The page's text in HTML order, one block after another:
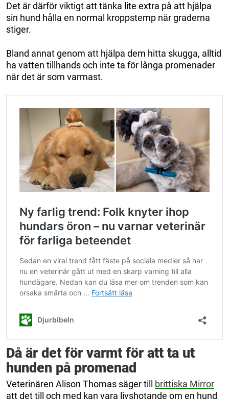
Det är därför viktigt att tänka lite extra på att hjälpa
sin hund hålla en normal kroppstemp när graderna
stiger.
Bland annat genom att hjälpa dem hitta skugga, alltid
ha vatten tillhands och inte ta för långa promenader
när det är som varmast.
Då är det för varmt för att ta ut
hunden på promenad
Veterinären Alison Thomas säger till brittiska Mirror
att det till och med kan vara livshotande om en hund